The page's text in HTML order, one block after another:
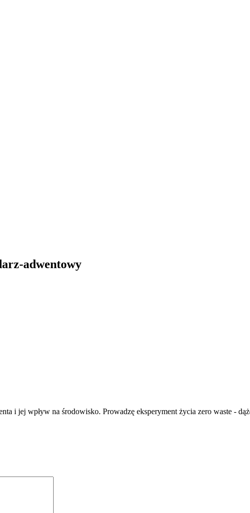
adwentowy
i jej wpływ na środowisko. Prowadzę eksperyment życia zero waste -